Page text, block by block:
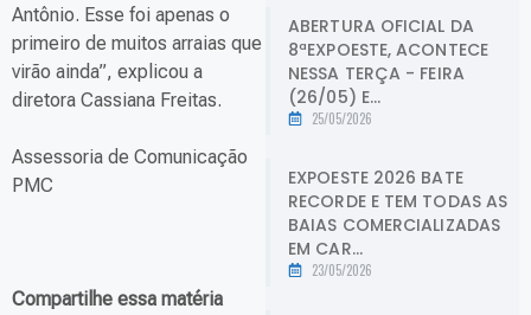
Antônio. Esse foi apenas o
primeiro de muitos arraias que
virão ainda”, explicou a
diretora Cassiana Freitas.
Assessoria de Comunicação
PMC
Compartilhe essa matéria
ABERTURA OFICIAL DA
8ªEXPOESTE, ACONTECE
NESSA TERÇA - FEIRA
(26/05) E...
25/05/2026
EXPOESTE 2026 BATE
RECORDE E TEM TODAS AS
BAIAS COMERCIALIZADAS
EM CAR...
23/05/2026